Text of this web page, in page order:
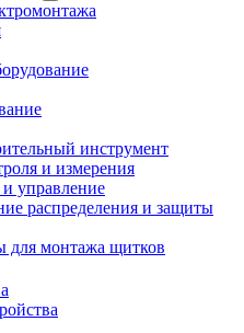
инструмент
и измерения
и управление
распределения и защиты
для монтажа щитков